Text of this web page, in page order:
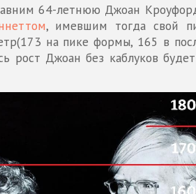
64-летнюю Джоан
, имевшим тогда свой
на пике формы, 165 в
рост Джоан без каблуков